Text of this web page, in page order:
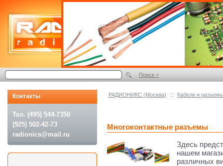
РАДИОНИКС (Москва) :: Кабели и
Многоконтактные разъемы
Здесь
нашем
различных
Контакты
Тел. (495) 544-7350
(925) 502-42-73
radionics@mail.ru
Поиск +